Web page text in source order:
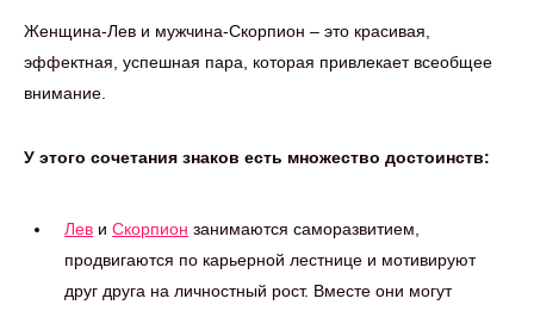
Женщина-Лев и мужчина-Скорпион – это красивая,
эффектная, успешная пара, которая привлекает всеобщее
внимание.
У этого сочетания знаков есть множество достоинств:
Лев и Скорпион занимаются саморазвитием,
продвигаются по карьерной лестнице и мотивируют
друг друга на личностный рост. Вместе они могут